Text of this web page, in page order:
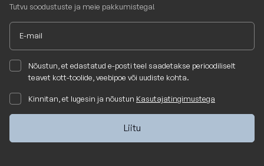
Tutvu soodustuste ja meie pakkumistega!
Nõustun, et edastatud e-posti teel saadetakse perioodiliselt
teavet kott-toolide, veebipoe või uudiste kohta.
Kinnitan, et lugesin ja nõustun Kasutajatingimustega